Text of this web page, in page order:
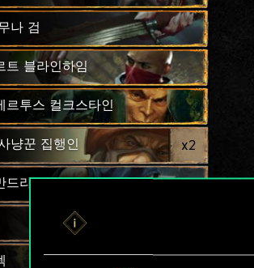
나 검
트 블라인하임
르투스 컬크스타인
냥꾼 집행인 x2
드라 암살자